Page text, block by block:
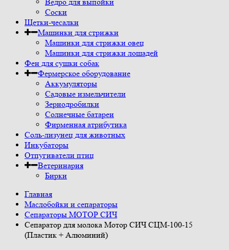
Соски
Щетки-чесалки
Машинки для стрижки
Машинки для стрижки овец
Машинки для стрижки лошадей
Фен для сушки собак
Фермерское оборудование
Аккумуляторы
Садовые измельчители
Зернодробилки
Солнечные батареи
Фирменная атрибутика
Соль-лизунец для животных
Инкубаторы
Отпугиватели птиц
Ветеринария
Бирки
Главная
Маслобойки и сепараторы
Сепараторы МОТОР СИЧ
Сепаратор для молока Мотор СИЧ СЦМ-100-15
(Пластик + Алюминий)